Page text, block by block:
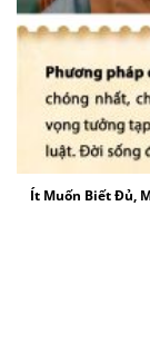
Ít Muốn Biết Đủ,